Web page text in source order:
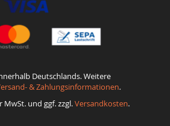
Deutschlands. Weitere
& Zahlungsinformationen.
MwSt. und ggf. zzgl.Versandkosten.